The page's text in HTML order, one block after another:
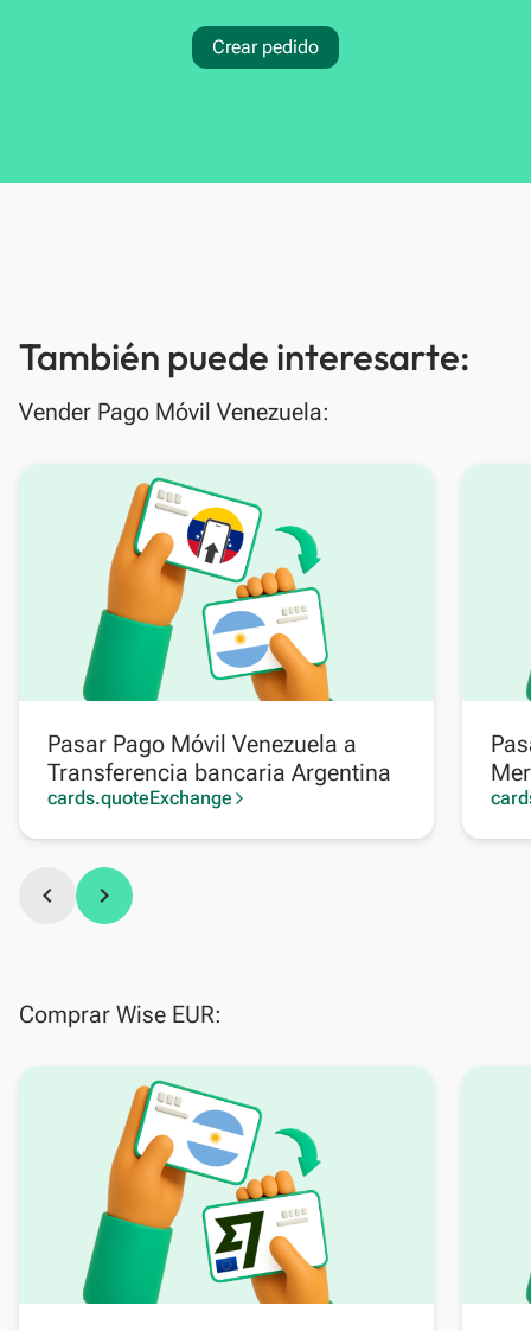
Crear pedido
También puede interesarte:
Vender Pago Móvil Venezuela:
Pasar Pago Móvil Venezuela a
Transferencia bancaria Argentina
cards.quoteExchange arrow_forward_ios
chevron_left chevron_right
Comprar Wise EUR: